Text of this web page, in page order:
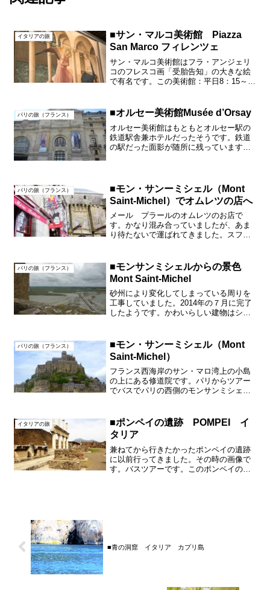
イタリアの旅
■サン・マルコ美術館 Piazza
San Marco フィレンツェ
サン・マルコ美術館はフラ・アンジェリ
コのフレスコ画「受胎告知」の大きな絵
で有名です。この美術館：平日8：15～
めてから訪問してください。入口を入る
と左手がサンマルコ...
パリの旅（フランス） ■オルセー美術館Musée d’Orsay
オルセー美術館はもともとオルセー駅の
鉄道駅舎兼ホテルだったそうです。鉄道
の駅だった面影が随所に残っています。
てそれ...
パリの旅（フランス）
■モン・サンーミシェル（Mont
Saint-Michel）でオムレツの店へ
メール プラールのオムレツのお店で
す。かなり混み合っていましたが、あま
り待たないで運ばれてきました。スフレ
を泡立てて角が立つ前位のトロトロのも
のを焼いた感じがします。お...
パリの旅（フランス）
■モンサンミシェルからの景色
Mont Saint-Michel
砂州により変化してしまっている周りを
工事していました。2014年の７月に完了
したようです。かわいらしい建物はショ
パリの旅（フランス）
■モン・サンーミシェル（Mont
Saint-Michel）
フランス西海岸のサン・マロ湾上の小島
の上にある修道院です。パリからツアー
でバスでパリの西側のモンサンミシェル
到着。朝早く出発なのでとにかく早く起
床し、トイレが気になり、...
イタリアの旅
■ポンペイの遺跡 POMPEI イ
タリア
兼ねてから行きたかったポンペイの遺跡
に以前行ってきました。その時の画像で
す。バスツアーです。このポンペイの遺
■青の洞窟 イタリア カプリ島